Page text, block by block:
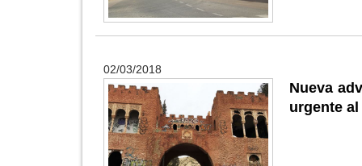
02/03/2018
Nueva
urgente